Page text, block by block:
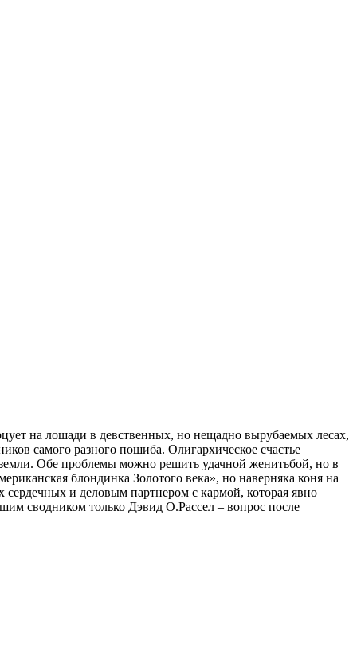
на лошади в девственных, но нещадно вырубаемых лесах,
самого разного пошиба. Олигархическое счастье
Обе проблемы можно решить удачной женитьбой, но в
блондинка Золотого века», но наверняка коня на
и деловым партнером с кармой, которая явно
сводником только Дэвид О.Рассел – вопрос после